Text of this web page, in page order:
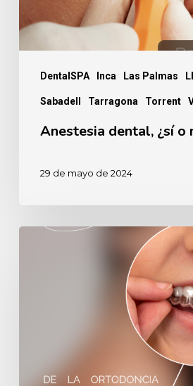
DentalSPA Inca Las Palmas
Sabadell Tarragona Torrent
Anestesia dental, ¿sí o
29 de mayo de 2024